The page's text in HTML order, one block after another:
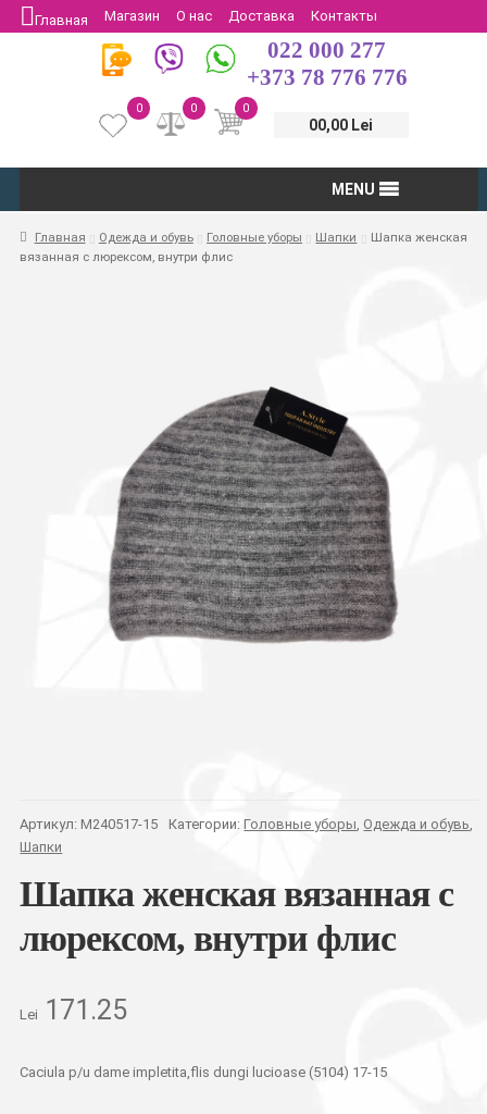
Главная Магазин О нас Доставка
Контакты
Защита потребителей
Возврат
022 000 277
+373 78 776 776
0
00,00 Lei
0
0
MENU
Главная Одежда и обувь Головные уборы Шапки
Шапка женская
вязанная с люрексом, внутри флис
Артикул: M240517-15 Категории:Головные уборы, Одежда и обувь,
Шапки
Шапка женская вязанная с
люрексом, внутри флис
Lei 171.25
Caciula p/u dame impletita,flis dungi lucioase (5104) 17-15